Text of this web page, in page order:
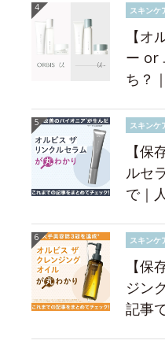
スキンケ
【
ー or
ち？
スキンケ
【保
ルセ
で｜
スキンケ
【保
ジン
記事